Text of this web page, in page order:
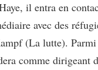
il entra en
avec des
(La lutte).
comme